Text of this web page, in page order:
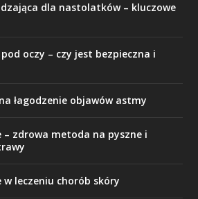
dla nastolatków – kluczowe
oczy – czy jest bezpieczna i
łagodzenie objawów astmy
– zdrowa metoda na pyszne i
leczeniu chorób skóry